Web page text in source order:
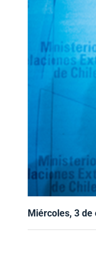
Miércoles, 3